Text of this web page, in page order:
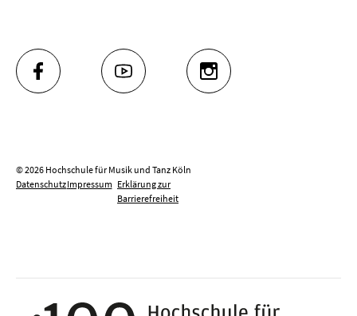
FACEBOOK YOUTUBE INSTAGRAM
© 2026 Hochschule für Musik und Tanz Köln
DatenschutzImpressum Erklärung zur
Barrierefreiheit